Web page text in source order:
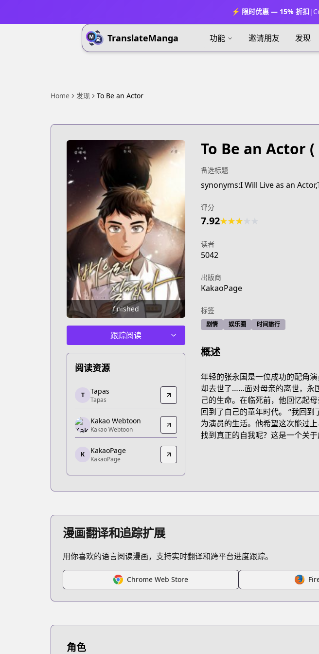
⚡ 限时优惠 — 15% 折扣 |
TranslateManga 功能 邀请朋友 发现
Home 发现 To Be an Actor
finished
跟踪阅读
阅读资源
Tapas
Tapas
https://tapas.io/series/to-be-an-actor/info
Kakao Webtoon
Kakao Webtoon
https://webtoon.kakao.com/content/배우로서-살겠다/3152
KakaoPage
T Tapas
Tapas
Kakao Webtoon
Kakao Webtoon
K KakaoPage
KakaoPage
To Be an Actor (
备选标题
synonyms:I Will Live as an
评分
7.92★★★
读者
5042
出版商
KakaoPage
标签
剧情 娱乐圈 时间旅行
概述
年轻的张永国是一位成功的配角
却去世了……面对母亲的离世，永
己的生命。在临死前，他回忆起
回到了自己的童年时代。 “我回
为演员的生活。他希望这次能过
找到真正的自我呢？这是一个关
漫画翻译和追踪扩展
用你喜欢的语言阅读漫画，支持实时翻译和跨平台进度跟踪。
Chrome Web Store
角色